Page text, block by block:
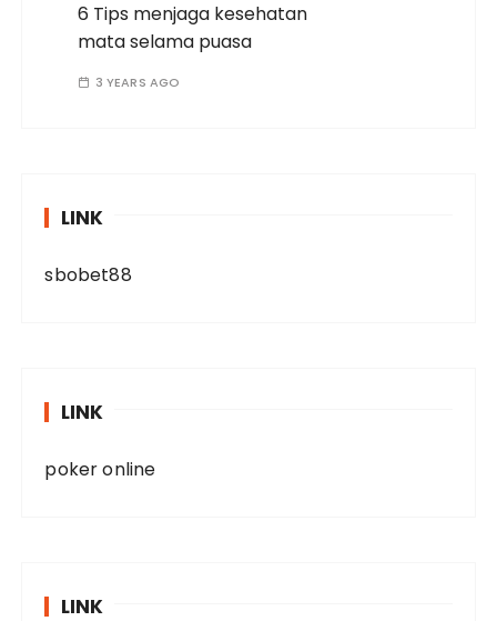
6 Tips menjaga kesehatan
mata selama puasa
3 YEARS AGO
LINK
sbobet88
LINK
poker online
LINK